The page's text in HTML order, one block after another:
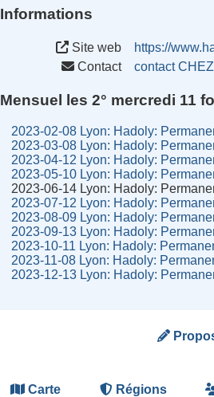
Informations
Site web
https://
Contact
contact
Mensuel les 2° mercredi 11
2023-02-08 Lyon: Hadoly:
2023-03-08 Lyon: Hadoly:
2023-04-12 Lyon: Hadoly:
2023-05-10 Lyon: Hadoly:
2023-06-14 Lyon: Hadoly:
2023-07-12 Lyon: Hadoly:
2023-08-09 Lyon: Hadoly:
2023-09-13 Lyon: Hadoly:
2023-10-11 Lyon: Hadoly:
2023-11-08 Lyon: Hadoly:
2023-12-13 Lyon: Hadoly:
Carte Régions